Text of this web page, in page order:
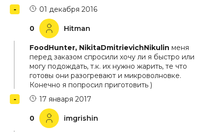
0 Hitman
01 декабря 2016
FoodHunter, NikitaDmitrievichNikulin меня
перед заказом спросили хочу ли я быстро или
могу подождать, т.к. их нужно жарить, те что
готовы они разогревают и микроволновке.
Конечно я попросил приготовить )
0 imgrishin
17 января 2017